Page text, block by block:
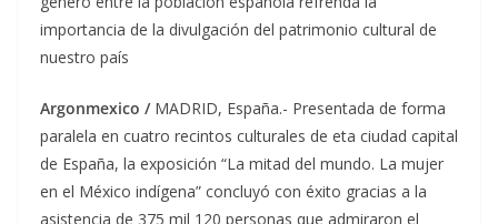
importancia de la divulgación del patrimonio cultural de
nuestro país
Argonmexico /MADRID, España.- Presentada de forma
paralela en cuatro recintos culturales de eta ciudad capital
de España, la exposición “La mitad del mundo. La mujer
en el México indígena” concluyó con éxito gracias a la
asistencia de 375 mil 120 personas que admiraron el